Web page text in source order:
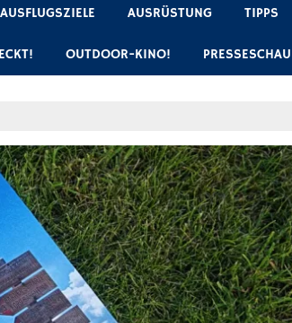
AUSFLUGSZIELE AUSRÜSTUNG TIPPS
OUTDOOR-KINO! PRESSESCHAU